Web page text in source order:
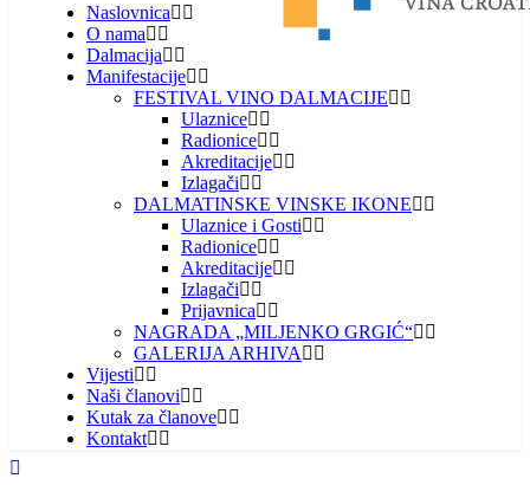
Naslovnica
O nama
Dalmacija
Manifestacije
FESTIVAL VINO DALMACIJE
Ulaznice
Radionice
Akreditacije
Izlagači
DALMATINSKE VINSKE IKONE
Ulaznice i Gosti
Radionice
Akreditacije
Izlagači
Prijavnica
NAGRADA „MILJENKO GRGIĆ“
GALERIJA ARHIVA
Vijesti
Naši članovi
Kutak za članove
Kontakt